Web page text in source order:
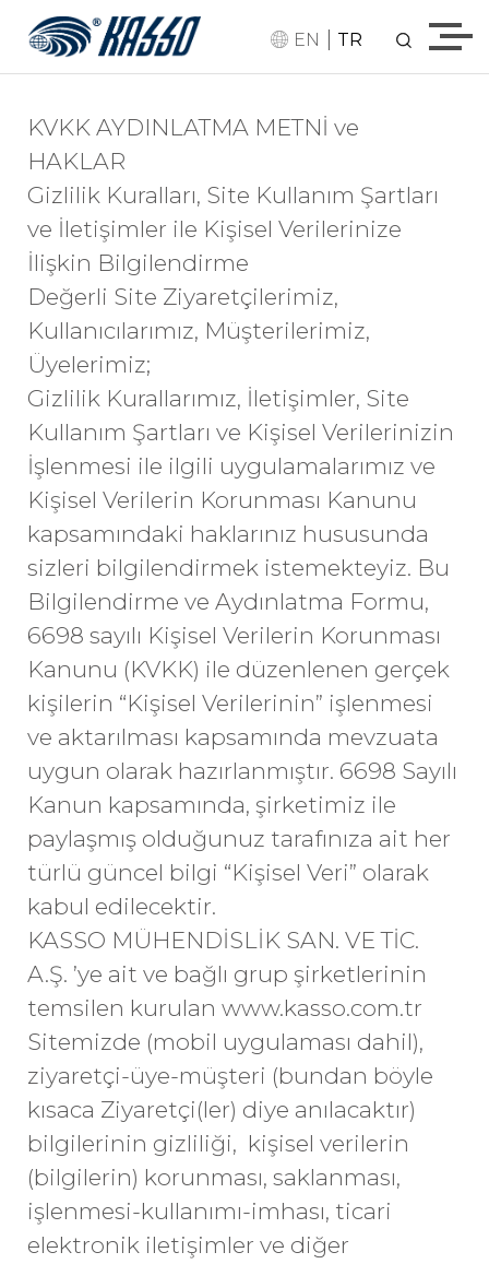
EN | TR
KVKK AYDINLATMA METNİ ve
HAKLAR
Gizlilik Kuralları, Site Kullanım Şartları
ve İletişimler ile Kişisel Verilerinize
İlişkin Bilgilendirme
Değerli Site Ziyaretçilerimiz,
Kullanıcılarımız, Müşterilerimiz,
Üyelerimiz;
Gizlilik Kurallarımız, İletişimler, Site
Kullanım Şartları ve Kişisel Verilerinizin
İşlenmesi ile ilgili uygulamalarımız ve
Kişisel Verilerin Korunması Kanunu
kapsamındaki haklarınız hususunda
sizleri bilgilendirmek istemekteyiz. Bu
Bilgilendirme ve Aydınlatma Formu,
6698 sayılı Kişisel Verilerin Korunması
Kanunu (KVKK) ile düzenlenen gerçek
kişilerin “Kişisel Verilerinin” işlenmesi
ve aktarılması kapsamında mevzuata
uygun olarak hazırlanmıştır. 6698 Sayılı
Kanun kapsamında, şirketimiz ile
paylaşmış olduğunuz tarafınıza ait her
türlü güncel bilgi “Kişisel Veri” olarak
kabul edilecektir.
KASSO MÜHENDİSLİK SAN. VE TİC.
A.Ş. ’ye ait ve bağlı grup şirketlerinin
temsilen kurulan www.kasso.com.tr
Sitemizde (mobil uygulaması dahil),
ziyaretçi-üye-müşteri (bundan böyle
kısaca Ziyaretçi(ler) diye anılacaktır)
bilgilerinin gizliliği, kişisel verilerin
(bilgilerin) korunması, saklanması,
işlenmesi-kullanımı-imhası, ticari
elektronik iletişimler ve diğer